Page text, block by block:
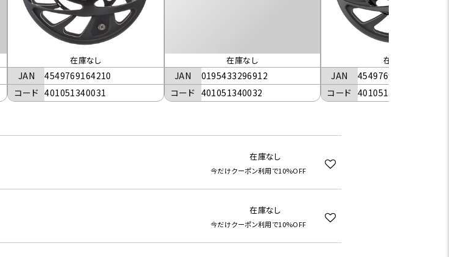
在庫なし
JAN
4549769164210
コード 401051340031
在庫なし
JAN
0195433296912
コード 401051340032
在庫なし
JAN
4549769164227
コード 401051340041
在庫なし
今だけクーポン利用で10%OFF
在庫なし
今だけクーポン利用で10%OFF